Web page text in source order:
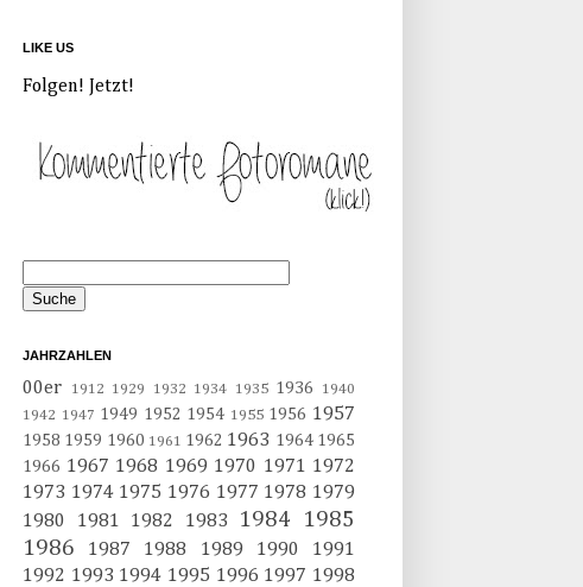
LIKE US
Folgen! Jetzt!
JAHRZAHLEN
00er 1912 1929 1932 1934 1935 1936
1940
1942 1947 1949 1952 1954 1955 1956 1957
1958 1959 1960 1961 1962 1963 1964 1965
1966 1967 1968 1969 1970 1971 1972
1973 1974 1975 1976 1977 1978 1979
1980
1981 1982 1983 1984
1985
1986
1987 1988 1989 1990
1991
1992 1993 1994 1995 1996 1997 1998